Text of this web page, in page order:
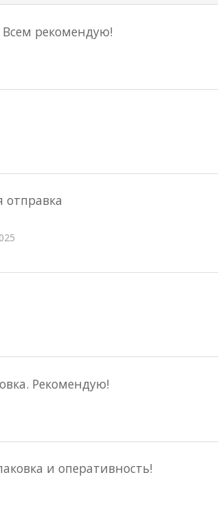
Всем рекомендую!
Рекомендую!
и оперативность!